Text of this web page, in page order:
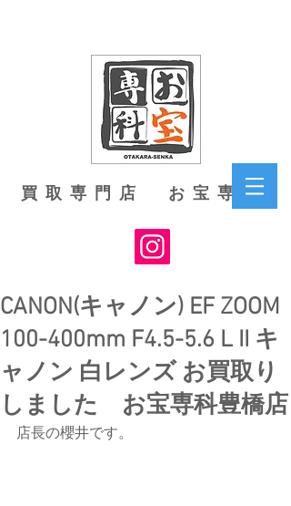
買取専門店 お宝専科
CANON(キャノン) EF ZOOM
100-400mm F4.5-5.6 L II キ
ャノン 白レンズ お買取り
しました お宝専科豊橋店
店長の櫻井です。